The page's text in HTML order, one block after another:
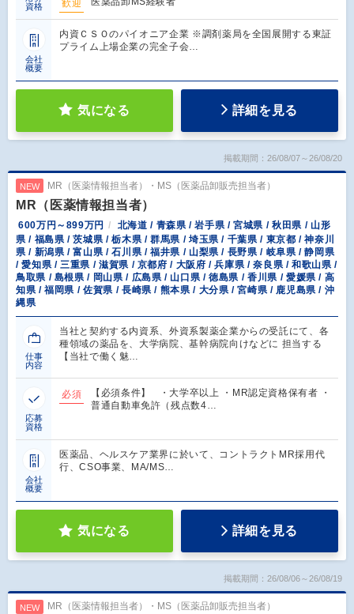
資格
歓迎
会社
概要
内資ＣＳＯのパイオニア企業 ※調剤薬局を全国展開する東証
プライム上場企業の完全子会…
気になる 詳細を見る
掲載期間：26/08/07～26/08/20
NEW MR（医薬情報担当者）・MS（医薬品卸販売担当者）
MR（医薬情報担当者）
600万円～899万円
北海道 / 青森県 / 岩手県 / 宮城県 / 秋田県 / 山形
県 / 福島県 / 茨城県 / 栃木県 / 群馬県 / 埼玉県 / 千葉県 / 東京都 / 神奈川
県 / 新潟県 / 富山県 / 石川県 / 福井県 / 山梨県 / 長野県 / 岐阜県 / 静岡県
/ 愛知県 / 三重県 / 滋賀県 / 京都府 / 大阪府 / 兵庫県 / 奈良県 / 和歌山県 /
鳥取県 / 島根県 / 岡山県 / 広島県 / 山口県 / 徳島県 / 香川県 / 愛媛県 / 高
知県 / 福岡県 / 佐賀県 / 長崎県 / 熊本県 / 大分県 / 宮崎県 / 鹿児島県 / 沖
縄県
仕事
内容
当社と契約する内資系、外資系製薬企業からの受託にて、各
種領域の薬品を、大学病院、基幹病院向けなどに 担当する
【当社で働く魅…
応募
資格
必須
‎【必須条件】 ‎ ‎ ・大学卒以上 ・MR認定資格保有者 ・
普通自動車免許（残点数4…
会社
概要
医薬品、ヘルスケア業界に於いて、コントラクトMR採用代
行、CSO事業、MA/MS…
気になる 詳細を見る
掲載期間：26/08/06～26/08/19
NEW MR（医薬情報担当者）・MS（医薬品卸販売担当者）